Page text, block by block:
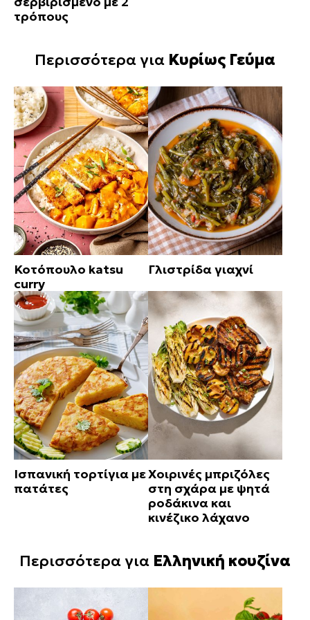
τρόπους
Περισσότερα για Κυρίως Γεύμα
Κοτόπουλο katsu
curry
Γλιστρίδα γιαχνί
Ισπανική τορτίγια με
πατάτες
Χοιρινές μπριζόλες
στη σχάρα με ψητά
ροδάκινα και
κινέζικο λάχανο
Περισσότερα για Ελληνική κουζίνα